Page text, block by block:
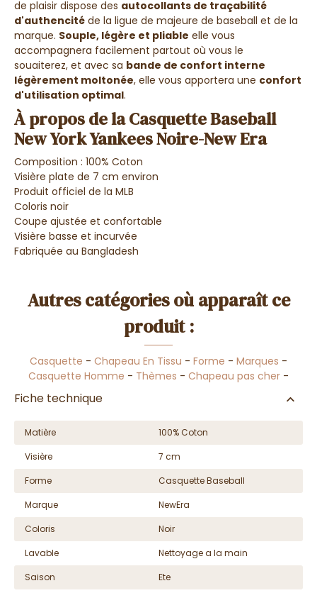
de plaisir dispose des autocollants de traçabilité
d'authencité de la ligue de majeure de baseball et de la
marque. Souple, légère et pliable elle vous
accompagnera facilement partout où vous le
souaiterez, et avec sa bande de confort interne
légèrement moltonée, elle vous apportera une confort
d'utilisation optimal.
À propos de la Casquette Baseball
New York Yankees Noire-New Era
Composition : 100% Coton
Visière plate de 7 cm environ
Produit officiel de la MLB
Coloris noir
Coupe ajustée et confortable
Visière basse et incurvée
Fabriquée au Bangladesh
Autres catégories où apparaît ce
produit :
Casquette - Chapeau En Tissu - Forme - Marques -
Casquette Homme - Thèmes - Chapeau pas cher -
Fiche technique
Matière
100% Coton
Visière
7 cm
Forme
Casquette Baseball
Marque
NewEra
Coloris
Noir
Lavable
Nettoyage a la main
Saison
Ete